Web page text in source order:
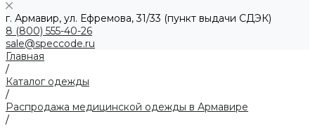
г. Армавир, ул. Ефремова, 31/33 (пункт выдачи СДЭК)
8 (800) 555-40-26
sale@speccode.ru
Главная
/
Каталог одежды
/
Распродажа медицинской одежды в Армавире
/